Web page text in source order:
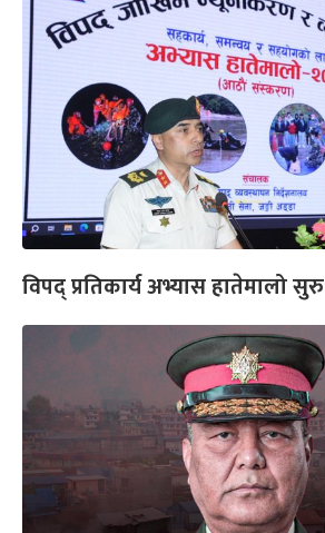
विपद् प्रतिकार्य अभ्यास हातेमालो सुरु